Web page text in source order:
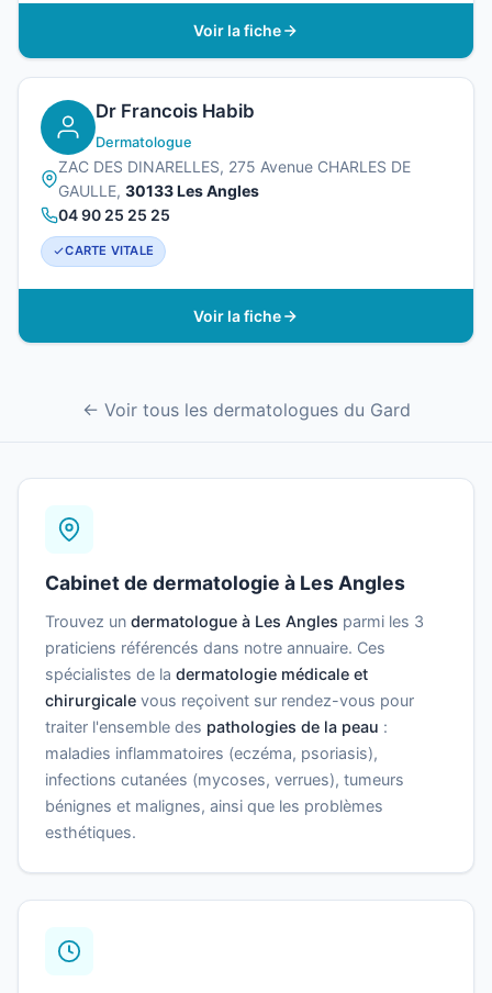
Voir la fiche
Dr Francois Habib
Dermatologue
ZAC DES DINARELLES, 275 Avenue CHARLES DE
GAULLE, 30133 Les Angles
04 90 25 25 25
CARTE VITALE
Voir la fiche
← Voir tous les dermatologues du Gard
Cabinet de dermatologie à Les Angles
Trouvez un dermatologue à Les Angles parmi les 3
praticiens référencés dans notre annuaire. Ces
spécialistes de la dermatologie médicale et
chirurgicale vous reçoivent sur rendez-vous pour
traiter l'ensemble des pathologies de la peau :
maladies inflammatoires (eczéma, psoriasis),
infections cutanées (mycoses, verrues), tumeurs
bénignes et malignes, ainsi que les problèmes
esthétiques.